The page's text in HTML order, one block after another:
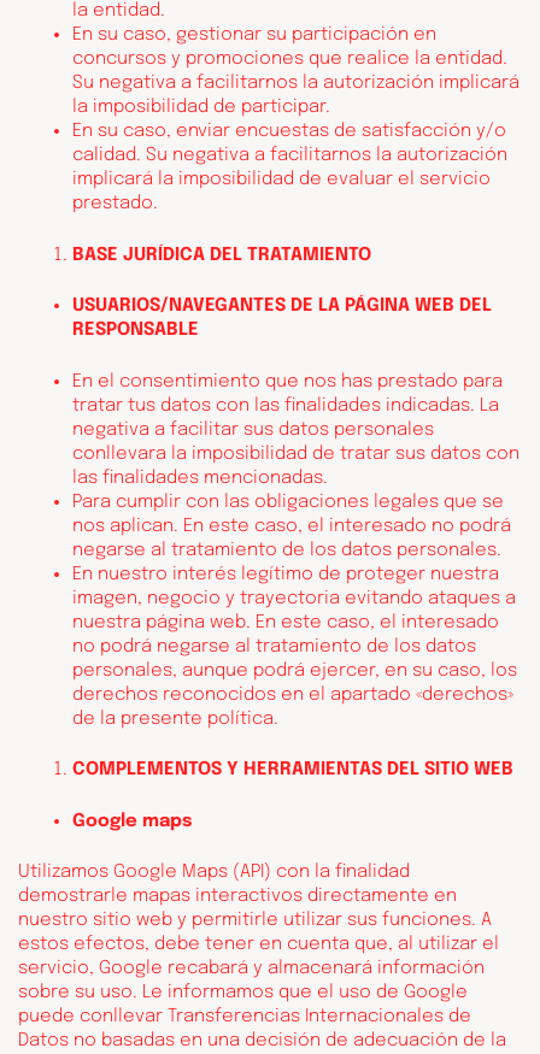
la entidad.
En su caso, gestionar su participación en
concursos y promociones que realice la entidad.
Su negativa a facilitarnos la autorización implicará
la imposibilidad de participar.
En su caso, enviar encuestas de satisfacción y/o
calidad. Su negativa a facilitarnos la autorización
implicará la imposibilidad de evaluar el servicio
prestado.
BASE JURÍDICA DEL TRATAMIENTO
USUARIOS/NAVEGANTES DE LA PÁGINA WEB DEL
RESPONSABLE
En el consentimiento que nos has prestado para
tratar tus datos con las finalidades indicadas. La
negativa a facilitar sus datos personales
conllevara la imposibilidad de tratar sus datos con
las finalidades mencionadas.
Para cumplir con las obligaciones legales que se
nos aplican. En este caso, el interesado no podrá
negarse al tratamiento de los datos personales.
En nuestro interés legítimo de proteger nuestra
imagen, negocio y trayectoria evitando ataques a
nuestra página web. En este caso, el interesado
no podrá negarse al tratamiento de los datos
personales, aunque podrá ejercer, en su caso, los
derechos reconocidos en el apartado «derechos»
de la presente política.
COMPLEMENTOS Y HERRAMIENTAS DEL SITIO WEB
Google maps
Utilizamos Google Maps (API) con la finalidad
demostrarle mapas interactivos directamente en
nuestro sitio web y permitirle utilizar sus funciones. A
estos efectos, debe tener en cuenta que, al utilizar el
servicio, Google recabará y almacenará información
sobre su uso. Le informamos que el uso de Google
puede conllevar Transferencias Internacionales de
Datos no basadas en una decisión de adecuación de la